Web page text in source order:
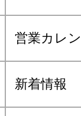
営業カレ
新着情報